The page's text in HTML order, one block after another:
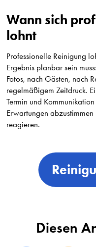
Wann sich
lohnt
Professionelle Reinigung
Ergebnis planbar sein
Fotos, nach Gästen, nach
regelmäßigem Zeitdruck.
Termin und
Erwartungen
reagieren.
Diesen